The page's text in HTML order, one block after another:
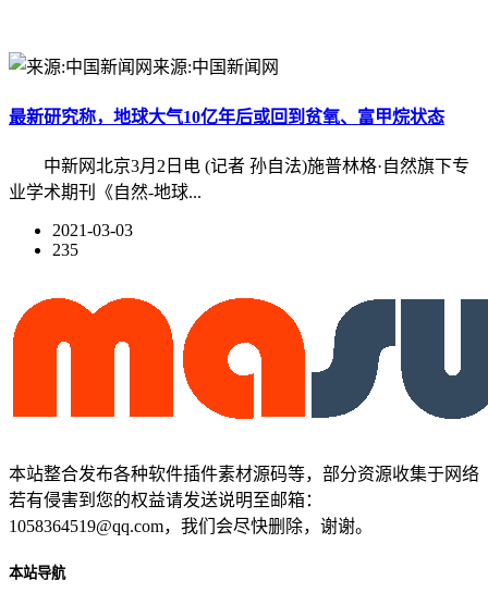
来源:中国新闻网
最新研究称，地球大气10亿年后或回到贫氧、富甲烷状态
中新网北京3月2日电 (记者 孙自法)施普林格·自然旗下专
业学术期刊《自然-地球...
2021-03-03
235
本站整合发布各种软件插件素材源码等，部分资源收集于网络
若有侵害到您的权益请发送说明至邮箱：
1058364519@qq.com，我们会尽快删除，谢谢。
本站导航